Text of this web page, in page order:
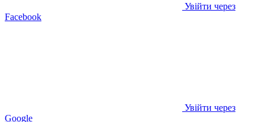
Увійти через
Facebook
Увійти через
Google